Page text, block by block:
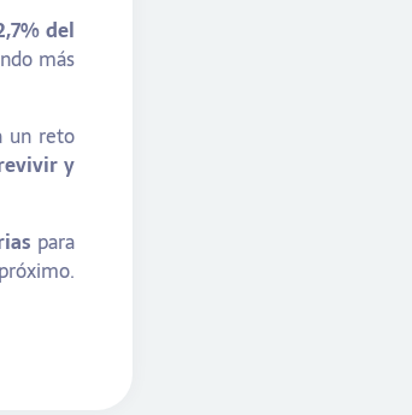
del
más
un reto
y
para